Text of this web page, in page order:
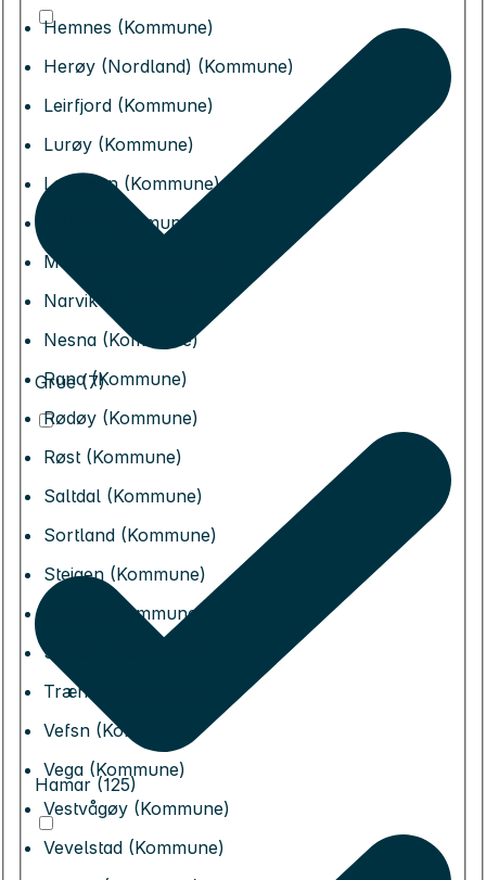
Hemnes (Kommune)
Herøy (Nordland) (Kommune)
Leirfjord (Kommune)
Lurøy (Kommune)
Lødingen (Kommune)
Meløy (Kommune)
Moskenes (Kommune)
Narvik (Kommune)
Nesna (Kommune)
Rana (Kommune)
Rødøy (Kommune)
Røst (Kommune)
Saltdal (Kommune)
Sortland (Kommune)
Steigen (Kommune)
Sømna (Kommune)
Sørfold (Kommune)
Træna (Kommune)
Vefsn (Kommune)
Vega (Kommune)
Vestvågøy (Kommune)
Vevelstad (Kommune)
Grue (7)
Hamar (125)